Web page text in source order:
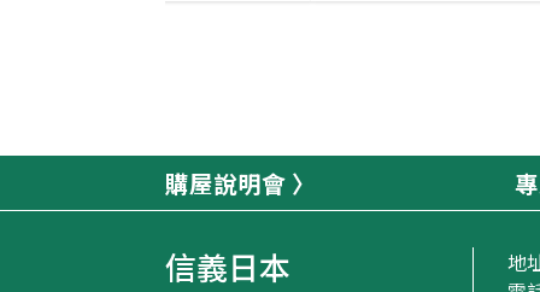
購屋說明會
信義日本
地